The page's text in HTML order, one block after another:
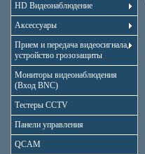
HD Видеонаблюдение
Аксессуары
Прием и передача видеосигнала,
устройство грозозащиты
Мониторы видеонаблюдения
(Вход BNC)
Тестеры CCTV
Панели управления
QCAM